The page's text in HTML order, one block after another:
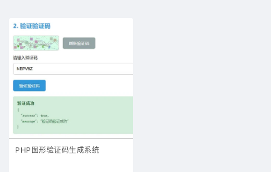
PHP图形验证码生成系统